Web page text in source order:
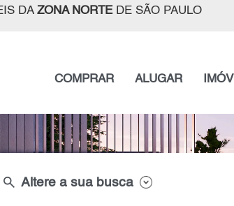
DA ZONA NORTEDE SÃO PAULO
COMPRAR ALUGAR
search Altere a sua busca